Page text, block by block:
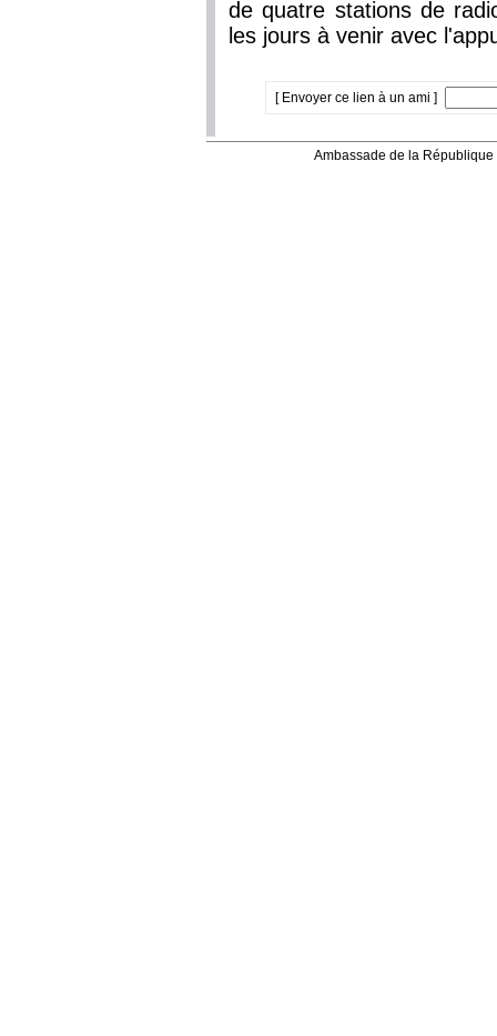
de quatre stations de
les jours à venir avec
[ Envoyer ce lien à un ami ]
Ambassade de la